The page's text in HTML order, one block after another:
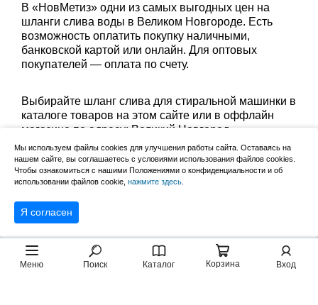
Меню Поиск Каталог Корзина Вход
В «НовМетиз» одни из самых выгодных цен на
шланги слива воды в Великом Новгороде. Есть
возможность оплатить покупку наличными,
банковской картой или онлайн. Для оптовых
покупателей — оплата по счету.
Выбирайте шланг слива для стиральной машинки в
каталоге товаров на этом сайте или в оффлайн
магазине по адресу: Великий Новгород,
Сырковское шоссе, 8а (по будням с 9:00 до 17:00, в
субботу с 9:00 до 13:00). Забрать заказ можно
лично в пункте выдачи или оформить доставку до
дома.
Мы используем файлы cookies для улучшения работы сайта. Оставаясь на
нашем сайте, вы соглашаетесь с условиями использования файлов cookies.
Чтобы ознакомиться с нашими Положениями о конфиденциальности и об
использовании файлов cookie, нажмите здесь
Я согласен